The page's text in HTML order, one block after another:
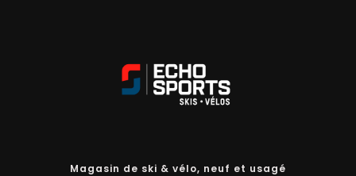
Magasin de ski & vélo, neuf et usagé